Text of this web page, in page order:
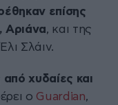
επίσης
Αριάνα, και της
Σλάιν.
χυδαίες και
ο Guardian,